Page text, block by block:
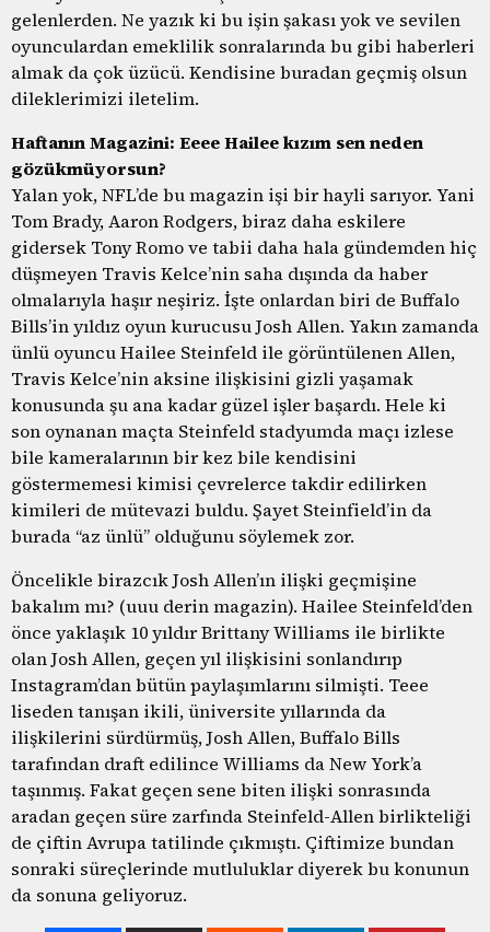
gelenlerden. Ne yazık ki bu işin şakası yok ve sevilen
oyunculardan emeklilik sonralarında bu gibi haberleri
almak da çok üzücü. Kendisine buradan geçmiş olsun
dileklerimizi iletelim.
Haftanın Magazini: Eeee Hailee kızım sen neden
gözükmüyorsun?
Yalan yok, NFL’de bu magazin işi bir hayli sarıyor. Yani
Tom Brady, Aaron Rodgers, biraz daha eskilere
gidersek Tony Romo ve tabii daha hala gündemden hiç
düşmeyen Travis Kelce’nin saha dışında da haber
olmalarıyla haşır neşiriz. İşte onlardan biri de Buffalo
Bills’in yıldız oyun kurucusu Josh Allen. Yakın zamanda
ünlü oyuncu Hailee Steinfeld ile görüntülenen Allen,
Travis Kelce’nin aksine ilişkisini gizli yaşamak
konusunda şu ana kadar güzel işler başardı. Hele ki
son oynanan maçta Steinfeld stadyumda maçı izlese
bile kameralarının bir kez bile kendisini
göstermemesi kimisi çevrelerce takdir edilirken
kimileri de mütevazi buldu. Şayet Steinfield’in da
burada “az ünlü” olduğunu söylemek zor.
Öncelikle birazcık Josh Allen’ın ilişki geçmişine
bakalım mı? (uuu derin magazin). Hailee Steinfeld’den
önce yaklaşık 10 yıldır Brittany Williams ile birlikte
olan Josh Allen, geçen yıl ilişkisini sonlandırıp
Instagram’dan bütün paylaşımlarını silmişti. Teee
liseden tanışan ikili, üniversite yıllarında da
ilişkilerini sürdürmüş, Josh Allen, Buffalo Bills
tarafından draft edilince Williams da New York’a
taşınmış. Fakat geçen sene biten ilişki sonrasında
aradan geçen süre zarfında Steinfeld-Allen birlikteliği
de çiftin Avrupa tatilinde çıkmıştı. Çiftimize bundan
sonraki süreçlerinde mutluluklar diyerek bu konunun
da sonuna geliyoruz.